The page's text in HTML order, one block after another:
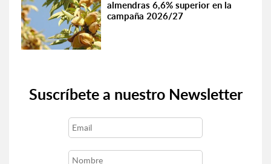
almendras 6,6% superior en la
campaña 2026/27
Suscríbete a nuestro Newsletter